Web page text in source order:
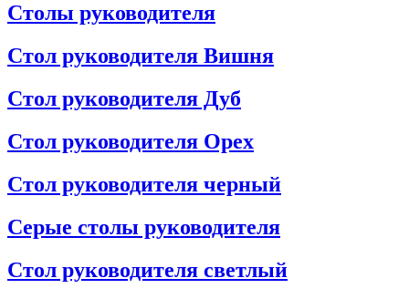
Столы руководителя
Стол руководителя Вишня
Стол руководителя Дуб
Стол руководителя Орех
Стол руководителя черный
Серые столы руководителя
Стол руководителя светлый